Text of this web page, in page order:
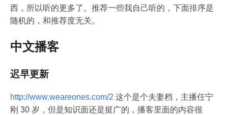
西，所以听的更多了。推荐一些我自己听的，下面排序是
随机的，和推荐度无关。
中文播客
迟早更新
http://www.weareones.com/2 这个是个夫妻档，主播任宁
刚 30 岁，但是知识面还是挺广的，播客里面的内容很